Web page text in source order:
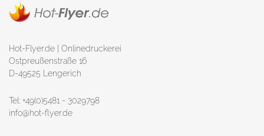
Hot-Flyer.de | Onlinedruckerei
Ostpreußenstraße 16
D-49525 Lengerich
Tel: +49(0)5481 - 3029798
info@hot-flyer.de